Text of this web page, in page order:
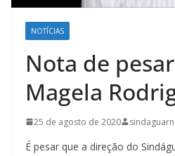
NOTÍCIAS
Nota de
Magela
25 de agosto de 2020 sindaguarn
É pesar que a direção do